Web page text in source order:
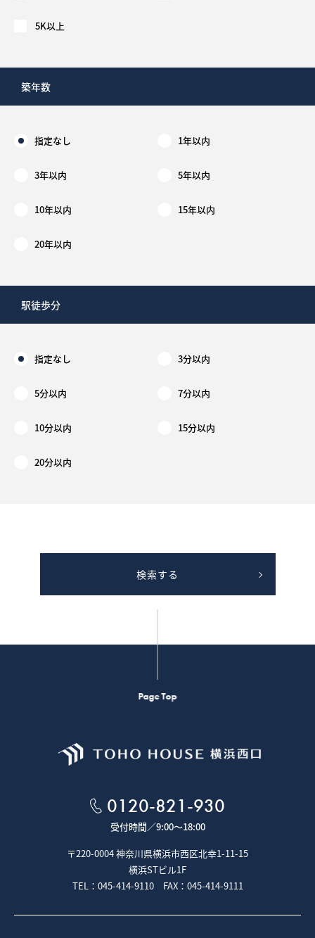
5K以上
築年数
指定なし 1年以内
3年以内 5年以内
10年以内 15年以内
20年以内
駅徒歩分
指定なし 3分以内
5分以内 7分以内
10分以内 15分以内
20分以内
検索する
Page Top
0120-821-930
受付時間／9:00～18:00
〒220-0004 神奈川県横浜市西区北幸1-11-15
横浜STビル1F
TEL：045-414-9110 FAX：045-414-9111